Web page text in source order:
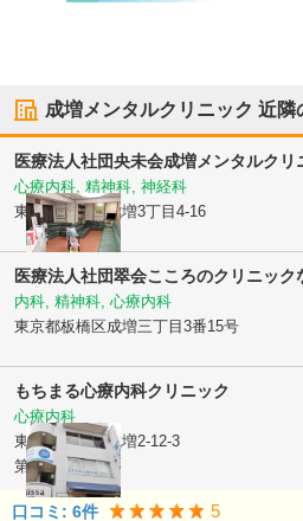
成増メンタルクリニック 近隣
医療法人社団央未会成増メンタルクリ
心療内科, 精神科, 神経科
東京都板橋区成増3丁目4-16
医療法人社団翠会こころのクリニック
内科, 精神科, 心療内科
東京都板橋区成増三丁目3番15号
もちまる心療内科クリニック
心療内科
東京都板橋区成増2-12-3
第2幸昇ビル3F
口コミ: 6件 5